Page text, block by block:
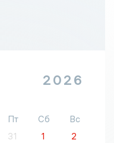
2026
Пт Сб
Вс
31 1
2